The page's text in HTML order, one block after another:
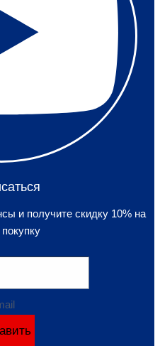
и получите скидку 10% на